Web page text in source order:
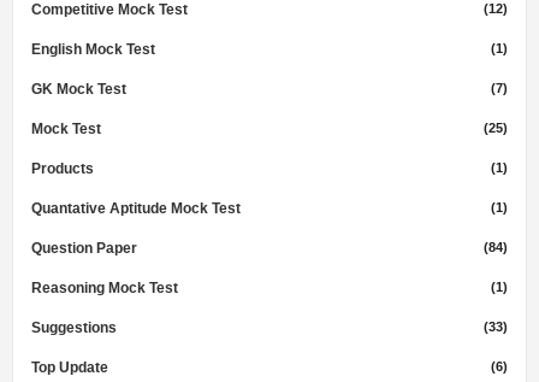
Competitive Mock Test (12)
English Mock Test (1)
GK Mock Test (7)
Mock Test (25)
Products (1)
Quantative Aptitude Mock Test (1)
Question Paper (84)
Reasoning Mock Test (1)
Suggestions (33)
Top Update (6)